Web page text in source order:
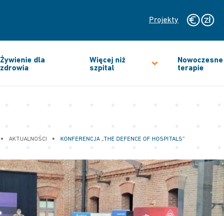
Projekty
Żywienie dla
zdrowia
Więcej niż
szpital
Nowoczesne
terapie
• AKTUALNOŚCI • KONFERENCJA „THE DEFENCE OF HOSPITALS”